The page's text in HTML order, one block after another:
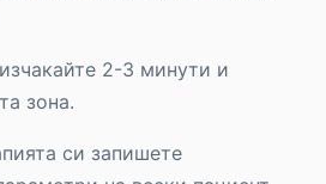
2-3 минути и
зона.
си запишете